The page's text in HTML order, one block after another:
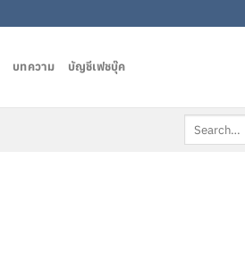
บทความ บัญชีเฟชบุ๊ค
Search
for: